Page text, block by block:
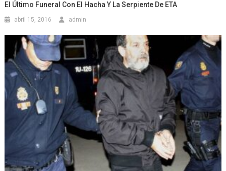
El Último Funeral Con El Hacha Y La Serpiente De ETA
abril 15, 2016 admin